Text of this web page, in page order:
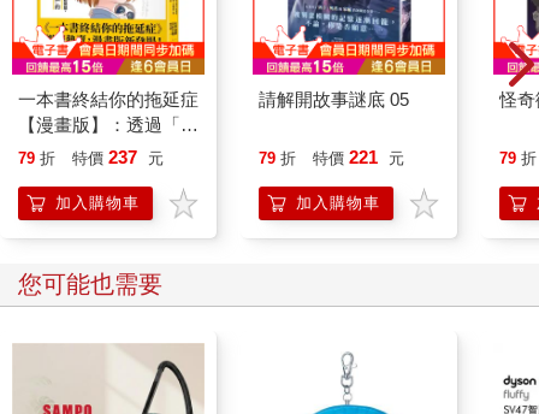
一本書終結你的拖延症
【漫畫版】：透過「小
行動」打開大腦的行動
「行動派」的37個科
學方法
79 折 特價 237 元
加入購物車
請解開故事謎底 05
79 折 特價 221 元
加入購物車
怪
79 折
您可能也需要